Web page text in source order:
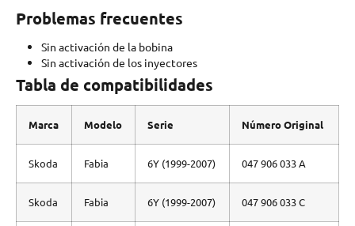
Problemas frecuentes
Sin activación de la bobina
Sin activación de los inyectores
Tabla de compatibilidades
Marca Modelo Serie Número Original
Skoda Fabia 6Y (1999-2007) 047 906 033 A
Skoda Fabia 6Y (1999-2007) 047 906 033 C